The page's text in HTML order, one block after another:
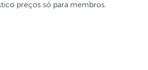
preços só para membros.